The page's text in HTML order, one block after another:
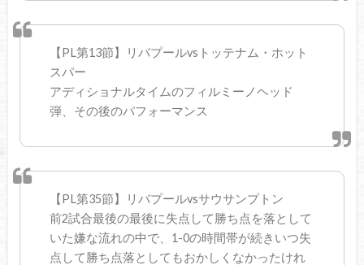
【PL第13節】リバプールvsトッテナム・ホット
スパー
アディショナルタイムのフィルミーノヘッド
弾、その後のパフォーマンス
【PL第35節】リバプールvsサウサンプトン
前2試合最後の最後に失点して勝ち点を落として
いた嫌な流れの中で、1-0の時間帯が続きいつ失
点して勝ち点落としてもおかしくなかったけれ